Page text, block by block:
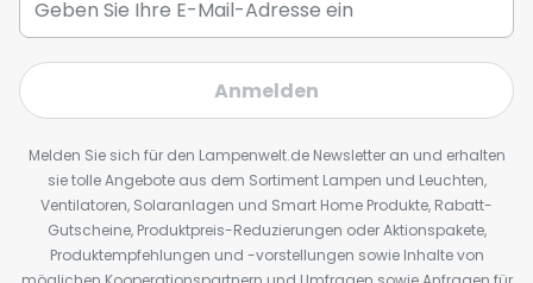
Anmelden
Melden Sie sich für den Lampenwelt.de Newsletter an und erhalten
sie tolle Angebote aus dem Sortiment Lampen und Leuchten,
Ventilatoren, Solaranlagen und Smart Home Produkte, Rabatt-
Gutscheine, Produktpreis-Reduzierungen oder Aktionspakete,
Produktempfehlungen und -vorstellungen sowie Inhalte von